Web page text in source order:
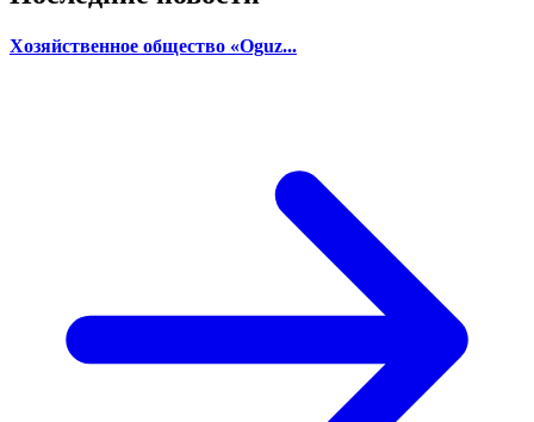
Хозяйственное общество «Oguz...